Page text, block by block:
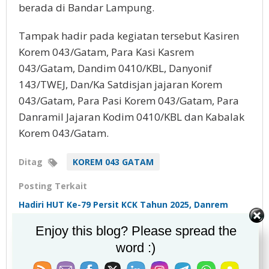
berada di Bandar Lampung.
Tampak hadir pada kegiatan tersebut Kasiren
Korem 043/Gatam, Para Kasi Kasrem
043/Gatam, Dandim 0410/KBL, Danyonif
143/TWEJ, Dan/Ka Satdisjan jajaran Korem
043/Gatam, Para Pasi Korem 043/Gatam, Para
Danramil Jajaran Kodim 0410/KBL dan Kabalak
Korem 043/Gatam.
Ditag KOREM 043 GATAM
Posting Terkait
Hadiri HUT Ke-79 Persit KCK Tahun 2025, Danrem
Perannya
Korem 043/Gatam Gelar Acara Tradisi Penerimaan
Warga Baru dan Serah Terima Jabatan.
Enjoy this blog? Please spread the
word :)